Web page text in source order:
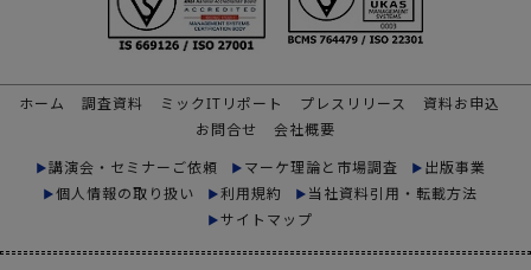
ホーム 調査資料 ミックITリポート プレスリリース
資料お申込
お問合せ
会社概要
講演会・セミナーご依頼
マーケ理論と市場調査
出版事業
個人情報の取り扱い
利用規約
当社資料引用・転載方法
サイトマップ